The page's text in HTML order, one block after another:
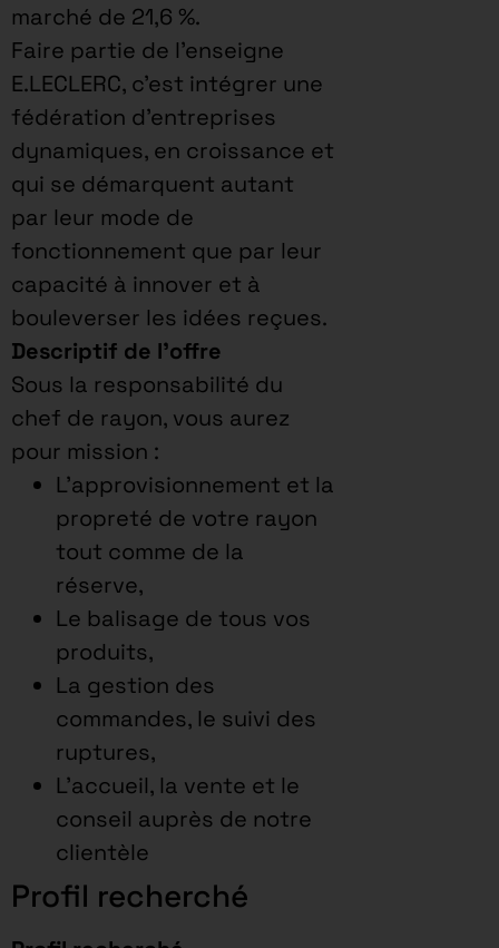
marché de 21,6 %.
Faire partie de l’enseigne
E.LECLERC, c’est intégrer une
fédération d’entreprises
dynamiques, en croissance et
qui se démarquent autant
par leur mode de
fonctionnement que par leur
capacité à innover et à
bouleverser les idées reçues.
Descriptif de l’offre
Sous la responsabilité du
chef de rayon, vous aurez
pour mission :
L’approvisionnement et la
propreté de votre rayon
tout comme de la
réserve,
Le balisage de tous vos
produits,
La gestion des
commandes, le suivi des
ruptures,
L’accueil, la vente et le
conseil auprès de notre
clientèle
Profil recherché